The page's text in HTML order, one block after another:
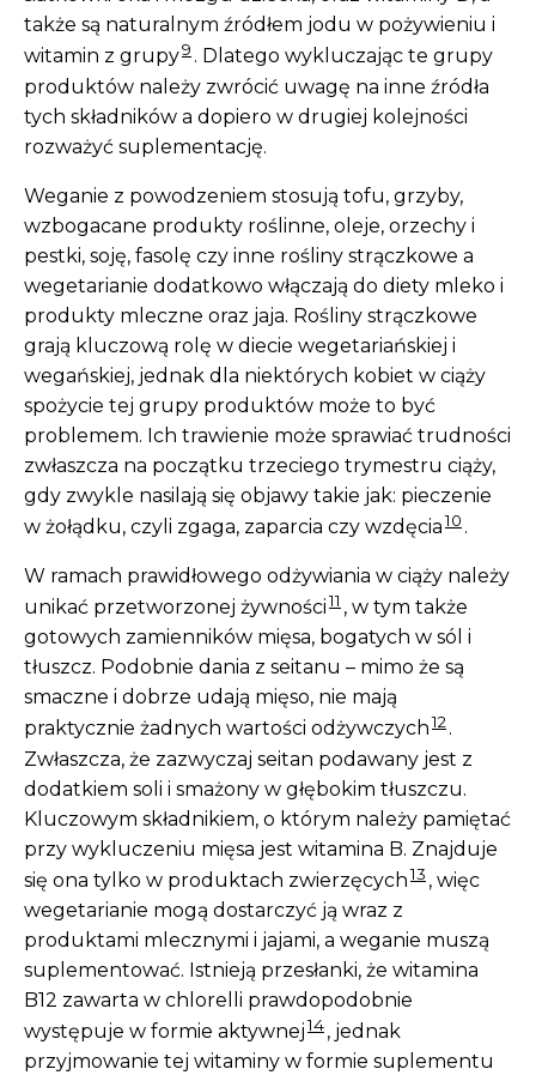
także są naturalnym źródłem jodu w pożywieniu i
witamin z grupy9 . Dlatego wykluczając te grupy
produktów należy zwrócić uwagę na inne źródła
tych składników a dopiero w drugiej kolejności
rozważyć suplementację.
Weganie z powodzeniem stosują tofu, grzyby,
wzbogacane produkty roślinne, oleje, orzechy i
pestki, soję, fasolę czy inne rośliny strączkowe a
wegetarianie dodatkowo włączają do diety mleko i
produkty mleczne oraz jaja. Rośliny strączkowe
grają kluczową rolę w diecie wegetariańskiej i
wegańskiej, jednak dla niektórych kobiet w ciąży
spożycie tej grupy produktów może to być
problemem. Ich trawienie może sprawiać trudności
zwłaszcza na początku trzeciego trymestru ciąży,
gdy zwykle nasilają się objawy takie jak: pieczenie
w żołądku, czyli zgaga, zaparcia czy wzdęcia10 .
W ramach prawidłowego odżywiania w ciąży należy
unikać przetworzonej żywności11 , w tym także
gotowych zamienników mięsa, bogatych w sól i
tłuszcz. Podobnie dania z seitanu – mimo że są
smaczne i dobrze udają mięso, nie mają
praktycznie żadnych wartości odżywczych12.
Zwłaszcza, że zazwyczaj seitan podawany jest z
dodatkiem soli i smażony w głębokim tłuszczu.
Kluczowym składnikiem, o którym należy pamiętać
przy wykluczeniu mięsa jest witamina B. Znajduje
się ona tylko w produktach zwierzęcych13 , więc
wegetarianie mogą dostarczyć ją wraz z
produktami mlecznymi i jajami, a weganie muszą
suplementować. Istnieją przesłanki, że witamina
B12 zawarta w chlorelli prawdopodobnie
występuje w formie aktywnej14, jednak
przyjmowanie tej witaminy w formie suplementu